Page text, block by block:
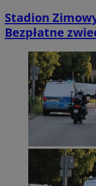
Stadion
Bezpłatne